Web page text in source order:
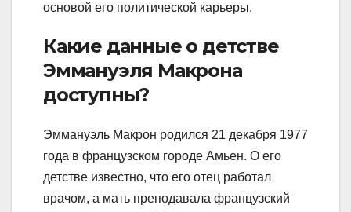
основой его политической карьеры.
Какие данные о детстве
Эммануэля Макрона
доступны?
Эммануэль Макрон родился 21 декабря 1977
года в французском городе Амьен. О его
детстве известно, что его отец работал
врачом, а мать преподавала французский